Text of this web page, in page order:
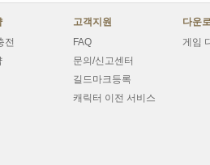
전
고객지원
FAQ
문의/신고센터
길드마크등록
캐릭터 이전 서비스
다운
게임